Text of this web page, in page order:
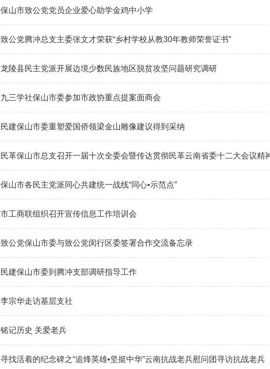
保山市致公党党员企业爱心助学金鸡中小学
致公党腾冲总支主委张文才荣获“乡村学校从教30年教师荣誉证书”
龙陵县民主党派开展边境少数民族地区脱贫攻坚问题研究调研
九三学社保山市委参加市政协重点提案面商会
民建保山市委重塑爱国侨领梁金山雕像建议得到采纳
民革保山市总支召开一届十次全委会暨传达贯彻民革云南省委十二大会议精
保山市各民主党派同心共建统一战线“同心•示范点”
市工商联组织召开宣传信息工作培训会
致公党保山市委与致公党闵行区委签署合作交流备忘录
民建保山市委到腾冲支部调研指导工作
李宗华走访基层支社
铭记历史 关爱老兵
寻找活着的纪念碑之“追烽英雄•坚挺中华”云南抗战老兵慰问团寻访抗战老兵